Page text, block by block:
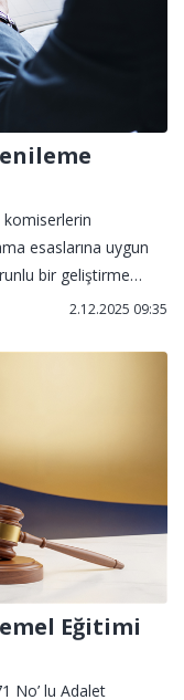
esaslarına uygun
bir geliştirme
komiserlik yetkinliklerini
2.12.2025 09:35
Eğitimi
No’ lu Adalet